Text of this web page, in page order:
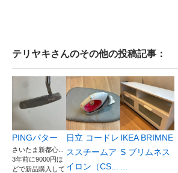
テリヤキさんのその他の投稿記事：
PINGパター
さいたま新都心...
3年前に9000円ほ
どで新品購入して
日立 コードレ
ススチームア
イロン（CS...
IKEA BRIMNE
S ブリムネス